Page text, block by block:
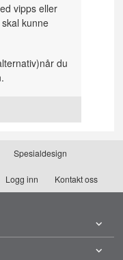
vipps eller
kunne
du
Spesialdesign
Logg inn Kontakt oss